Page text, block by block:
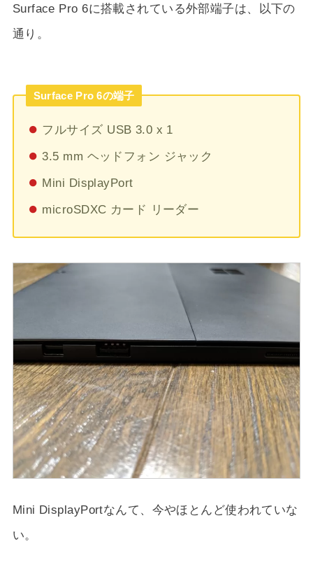
Surface Pro 6に搭載されている外部端子は、以下の
通り。
Surface Pro 6の端子
フルサイズ USB 3.0 x 1
3.5 mm ヘッドフォン ジャック
Mini DisplayPort
microSDXC カード リーダー
Mini DisplayPortなんて、今やほとんど使われていな
い。